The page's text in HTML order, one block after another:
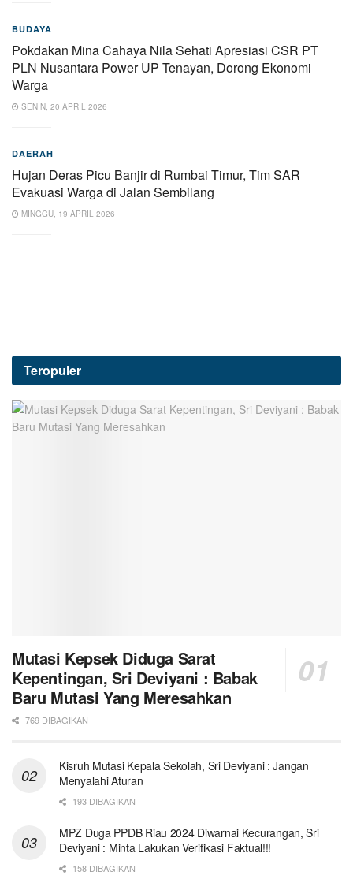
BUDAYA
Pokdakan Mina Cahaya Nila Sehati Apresiasi CSR PT
PLN Nusantara Power UP Tenayan, Dorong Ekonomi
Warga
SENIN, 20 APRIL 2026
DAERAH
Hujan Deras Picu Banjir di Rumbai Timur, Tim SAR
Evakuasi Warga di Jalan Sembilang
MINGGU, 19 APRIL 2026
Teropuler
Mutasi Kepsek Diduga Sarat
Kepentingan, Sri Deviyani : Babak
Baru Mutasi Yang Meresahkan
769 DIBAGIKAN
Kisruh Mutasi Kepala Sekolah, Sri Deviyani : Jangan
Menyalahi Aturan
193 DIBAGIKAN
MPZ Duga PPDB Riau 2024 Diwarnai Kecurangan, Sri
Deviyani : Minta Lakukan Verifikasi Faktual!!!
158 DIBAGIKAN